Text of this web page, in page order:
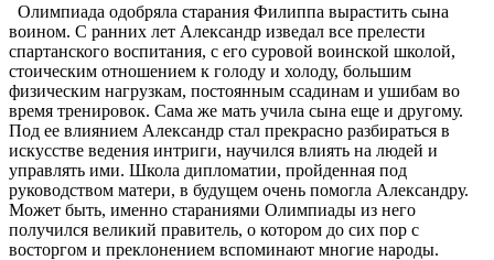
Олимпиада одобряла старания Филиппа вырастить сына
воином. С ранних лет Александр изведал все прелести
спартанского воспитания, с его суровой воинской школой,
стоическим отношением к голоду и холоду, большим
физическим нагрузкам, постоянным ссадинам и ушибам во
время тренировок. Сама же мать учила сына еще и другому.
Под ее влиянием Александр стал прекрасно разбираться в
искусстве ведения интриги, научился влиять на людей и
управлять ими. Школа дипломатии, пройденная под
руководством матери, в будущем очень помогла Александру.
Может быть, именно стараниями Олимпиады из него
получился великий правитель, о котором до сих пор с
восторгом и преклонением вспоминают многие народы.